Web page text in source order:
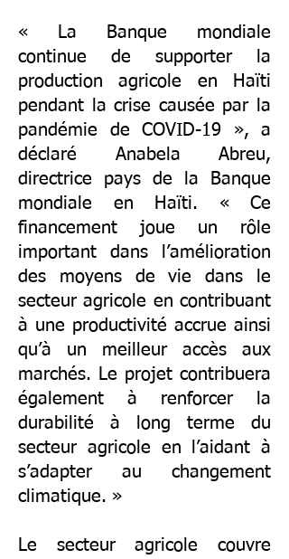
« La Banque mondiale
continue de supporter la
production agricole en Haïti
pendant la crise causée par la
pandémie de COVID-19 », a
déclaré Anabela Abreu,
directrice pays de la Banque
mondiale en Haïti. « Ce
financement joue un rôle
important dans l’amélioration
des moyens de vie dans le
secteur agricole en contribuant
à une productivité accrue ainsi
qu’à un meilleur accès aux
marchés. Le projet contribuera
également à renforcer la
durabilité à long terme du
secteur agricole en l’aidant à
s’adapter au changement
climatique. »
Le secteur agricole couvre